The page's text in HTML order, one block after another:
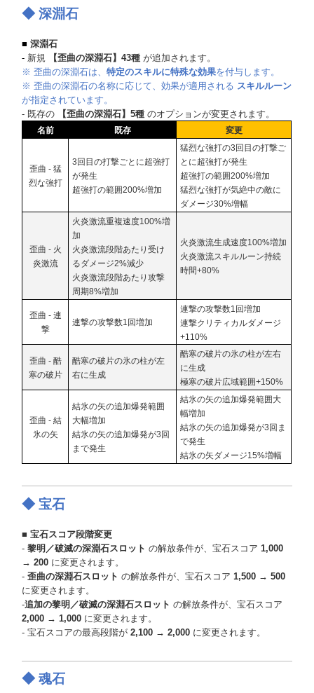
◆ 深淵石
■深淵石
- 新規 【歪曲の深淵石】43種 が追加されます。
※ 歪曲の深淵石は、特定のスキルに特殊な効果を付与します。
※ 歪曲の深淵石の名称に応じて、効果が適用される スキルルーン
が指定されています。
- 既存の
【歪曲の深淵石】5種 のオプションが変更されます。
名前 既存 変更
歪曲 - 猛
烈な強打
3回目の打撃ごとに超強打
が発生
超強打の範囲200%増加
猛烈な強打の3回目の打撃ご
とに超強打が発生
超強打の範囲200%増加
猛烈な強打が気絶中の敵に
ダメージ30%増幅
歪曲 - 火
炎激流
火炎激流重複速度100%増
加
火炎激流段階あたり受け
るダメージ2%減少
火炎激流段階あたり攻撃
周期8%増加
火炎激流生成速度100%増加
火炎激流スキルルーン持続
時間+80%
歪曲 - 連
撃
連撃の攻撃数1回増加
連撃の攻撃数1回増加
連撃クリティカルダメージ
+110%
歪曲 - 酷
寒の破片
酷寒の破片の氷の柱が左
右に生成
酷寒の破片の氷の柱が左右
に生成
極寒の破片広域範囲+150%
歪曲 - 結
氷の矢
結氷の矢の追加爆発範囲
大幅増加
結氷の矢の追加爆発が3回
まで発生
結氷の矢の追加爆発範囲大
幅増加
結氷の矢の追加爆発が3回ま
で発生
結氷の矢ダメージ15%増幅
◆ 宝石
■ 宝石スコア段階変更
-黎明／破滅の深淵石スロット の解放条件が、宝石スコア 1,000
→ 200 に変更されます。
-歪曲の深淵石スロット の解放条件が、宝石スコア 1,500 → 500
に変更されます。
-追加の黎明／破滅の深淵石スロット の解放条件が、宝石スコア
2,000 → 1,000 に変更されます。
- 宝石スコアの最高段階が2,100 → 2,000 に変更されます。
◆ 魂石